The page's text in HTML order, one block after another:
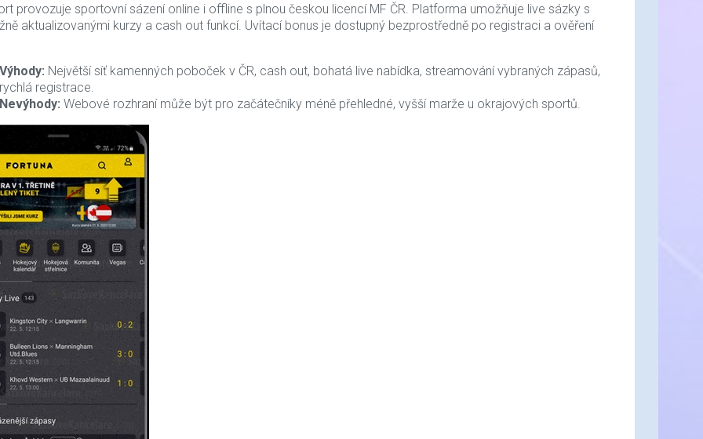
provozuje sportovní sázení online i offline s plnou českou licencí MF ČR. Platforma umožňuje live sázky s
aktualizovanými kurzy a cash out funkcí. Uvítací bonus je dostupný bezprostředně po registraci a ověření
Výhody: Největší síť kamenných poboček v ČR, cash out, bohatá live nabídka, streamování vybraných zápasů,
rychlá registrace.
Nevýhody: Webové rozhraní může být pro začátečníky méně přehledné, vyšší marže u okrajových sportů.